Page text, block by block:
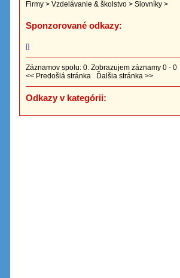
Firmy > Vzdelávanie & školstvo > Slovníky >
Sponzorované odkazy:
[]
Záznamov spolu: 0. Zobrazujem záznamy 0 - 0
<< Predošlá stránka Ďalšia stránka >>
Odkazy v kategórii: